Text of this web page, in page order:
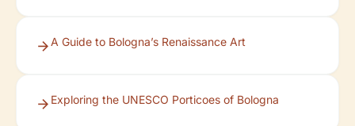
A Guide to Bologna’s Renaissance Art
Exploring the UNESCO Porticoes of Bologna